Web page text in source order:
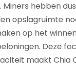
Miners hebben
opslagruimte
op het
Deze
maakt Chia